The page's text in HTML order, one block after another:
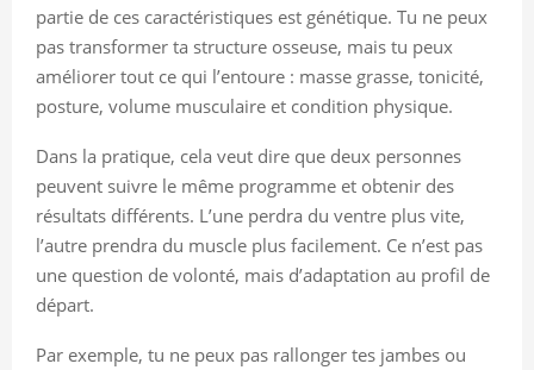
partie de ces caractéristiques est génétique. Tu ne peux
pas transformer ta structure osseuse, mais tu peux
améliorer tout ce qui l’entoure : masse grasse, tonicité,
posture, volume musculaire et condition physique.
Dans la pratique, cela veut dire que deux personnes
peuvent suivre le même programme et obtenir des
résultats différents. L’une perdra du ventre plus vite,
l’autre prendra du muscle plus facilement. Ce n’est pas
une question de volonté, mais d’adaptation au profil de
départ.
Par exemple, tu ne peux pas rallonger tes jambes ou